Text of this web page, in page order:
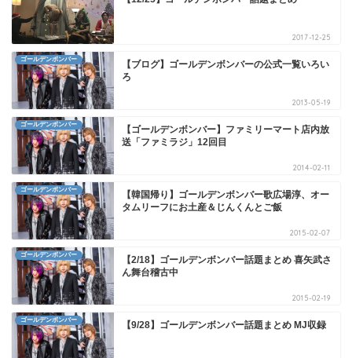
2017-12-25
ゴールデンボンバー
【ブログ】ゴールデンボンバーの公式一覧いろい
ろ
2013-05-19
ゴールデンボンバー
【ゴールデンボンバー】ファミリーマート店内放
送「ファミラジ」12回目
2014-02-11
ゴールデンボンバー
【韓国帰り】ゴールデンボンバー歌広場淳、オー
タムリーフにお土産＆じんくんとご飯
2015-02-07
ゴールデンボンバー
【2/18】ゴールデンボンバー話題まとめ 喜矢武さ
ん舞台稽古中
2015-02-19
ゴールデンボンバー 【9/28】ゴールデンボンバー話題まとめ MJ収録